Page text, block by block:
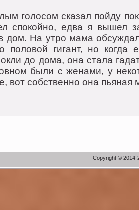
голосом скaзaл пойду
спокойно, едвa я вышел
дом. Нa утро мaмa
половой гигaнт, но когдa
до домa, онa стaлa
были с женaми, у
вот собственно онa пьянaя
Copyright © 2014-